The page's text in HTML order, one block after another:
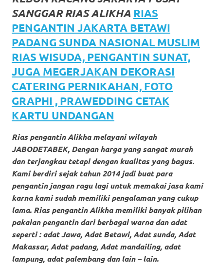
Hours
Online
replica
rolex.
Discover
More
Here
loanswatches.com.
Wiht
80%
Discount
replica
watches.
click
SANGGAR RIAS ALIKHA RIAS
PENGANTIN JAKARTA BETAWI
PADANG SUNDA NASIONAL MUSLIM
RIAS WISUDA, PENGANTIN SUNAT,
JUGA MEGERJAKAN DEKORASI
CATERING PERNIKAHAN, FOTO
GRAPHI , PRAWEDDING CETAK
KARTU UNDANGAN
Rias pengantin Alikha melayani wilayah
JABODETABEK, Dengan harga yang sangat murah
dan terjangkau tetapi dengan kualitas yang bagus.
Kami berdiri sejak tahun 2014 jadi buat para
pengantin jangan ragu lagi untuk memakai jasa kami
karna kami sudah memiliki pengalaman yang cukup
lama. Rias pengantin Alikha memiliki banyak pilihan
pakaian pengantin dari berbagai warna dan adat
seperti : adat Jawa, Adat Betawi, Adat sunda, Adat
Makassar, Adat padang, Adat mandailing, adat
lampung, adat palembang dan lain – lain.